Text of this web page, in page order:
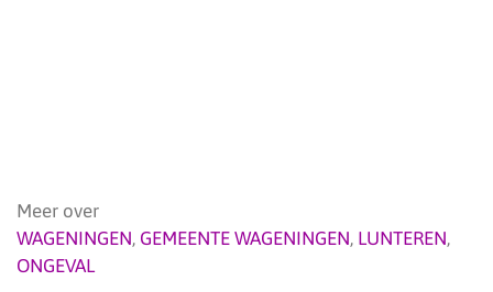
Meer over
WAGENINGEN, GEMEENTE WAGENINGEN, LUNTEREN,
ONGEVAL